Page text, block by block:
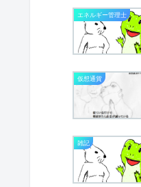
エネルギー管理士
仮想通貨
雑記